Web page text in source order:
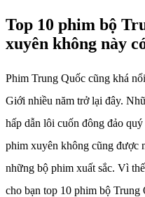
Top 10 phim bộ
xuyên không này
Phim Trung Quốc cũng khá
Giới nhiều năm trở lại đây.
hấp dẫn lôi cuốn đông đảo
phim xuyên không cũng được
những bộ phim xuất sắc. Vì
cho bạn top 10 phim bộ